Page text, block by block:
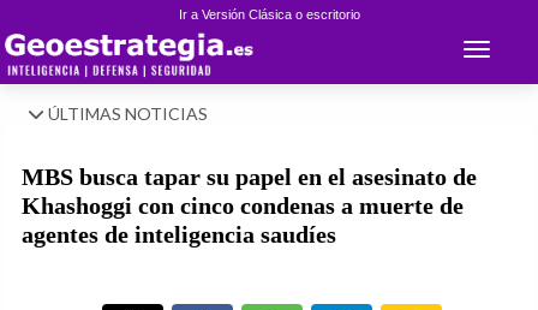
Ir a Versión Clásica o escritorio
Toggle
ÚLTIMAS NOTICIAS
MBS busca tapar su papel en el asesinato de
Khashoggi con cinco condenas a muerte de
agentes de inteligencia saudíes